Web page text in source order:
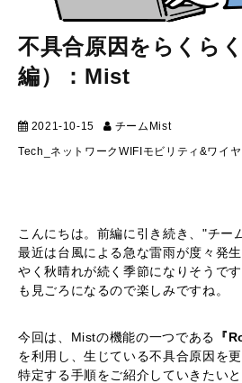
不具合原因をらくら
編）：Mist
2021-10-15 チームMist
Tech_ネットワークWIFI モビリティ&ワイ
こんにちは。前編に引き続き、"チー
最近は台風による急な雷雨が度々発
やく秋晴れが続く季節になりそうで
も見ごろになるので楽しみですね。
今回は、Mistの機能の一つである
『
を利用し、生じている不具合原因を
特定する手順をご紹介していきたいと